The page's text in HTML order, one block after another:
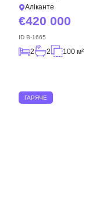
Аліканте
420 000
ID B-1665
2 2 100 м²
ГАРЯЧЕ